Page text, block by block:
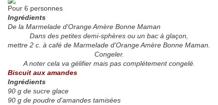
Pour 6 personnes
Ingrédients
De la Marmelade d'Orange Amère Bonne Maman
Dans des petites demi-sphères ou un bac à glaçon,
mettre 2 c. à café de Marmelade d'Orange Amère Bonne Maman
Congeler.
A noter cela va gélifier mais pas complétement congelé.
Biscuit aux amandes
Ingrédients
90 g de sucre glace
90 g de poudre d'amandes tamisées